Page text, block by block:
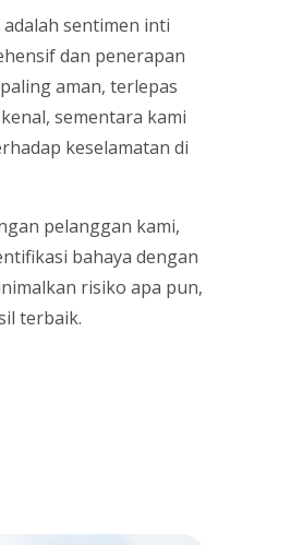
sentimen inti
dan penerapan
aman, terlepas
sementara kami
keselamatan di
pelanggan kami,
bahaya dengan
risiko apa pun,
terbaik.